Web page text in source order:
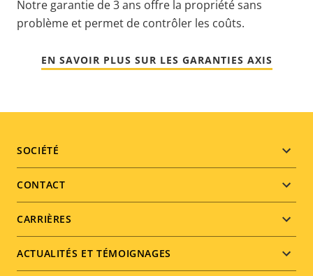
Notre garantie de 3 ans offre la propriété sans
problème et permet de contrôler les coûts.
EN SAVOIR PLUS SUR LES GARANTIES AXIS
Footer
menu
SOCIÉTÉ
CONTACT
CARRIÈRES
ACTUALITÉS ET TÉMOIGNAGES